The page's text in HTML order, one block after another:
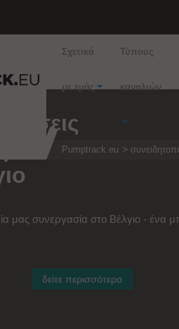
Σχετικά
με εμάς
Τύπους
καναλιών
Pumptrack.eu
στο
μας συνεργασία στο Βέλγιο - ένα
δείτε περισσότερα